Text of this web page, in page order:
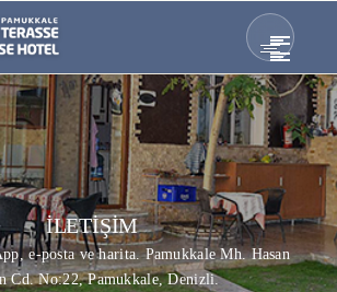
İLETIŞIM
e-posta ve harita. Pamukkale Mh. Hasan
Cd. No:22, Pamukkale, Denizli.